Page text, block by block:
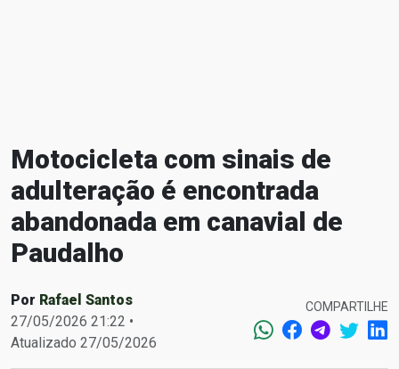
Motocicleta com sinais de
adulteração é encontrada
abandonada em canavial de
Paudalho
Por Rafael Santos
27/05/2026 21:22 •
Atualizado 27/05/2026
COMPARTILHE